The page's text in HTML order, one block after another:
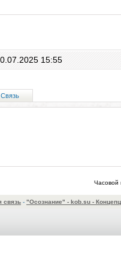
15:55
Связь
Часовой
связь - "Осознание" - kob.su -